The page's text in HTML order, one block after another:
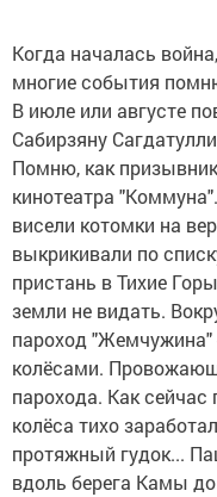
Когда началась
многие события
В июле или августе
Сабирзяну
Помню, как
кинотеатра
висели котомки на
выкрикивали по
пристань в Тихие
земли не видать.
пароход
колёсами.
парохода. Как сейчас
колёса тихо
протяжный гудок...
вдоль берега Камы